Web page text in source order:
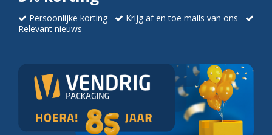
Persoonlijke korting
Krijg af en toe mails van ons
Relevant nieuws